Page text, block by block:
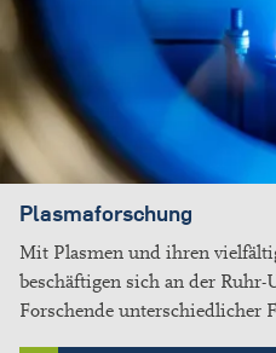
Plasmaforschung
Mit Plasmen und ihren
beschäftigen sich an der
Forschende unterschiedlicher